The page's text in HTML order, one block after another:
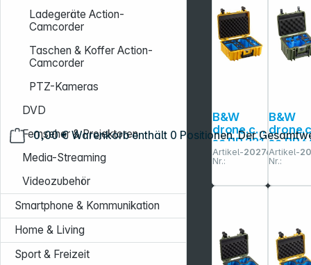
0,00 € Warenkorb enthält 0 Positionen. Der
Ladegeräte Action-
Camcorder
Taschen & Koffer Action-
Camcorder
PTZ-Kameras
DVD
Fernseher & Projektoren
Media-Streaming
Videozubehör
Smartphone & Kommunikation
Home & Living
Sport & Freizeit
B&W
drone.ca
se PP.221
gelb für
DJI Mavic
Artikel-
Nr.:
202766
B&W
se
grün für
Artikel-
Nr.: